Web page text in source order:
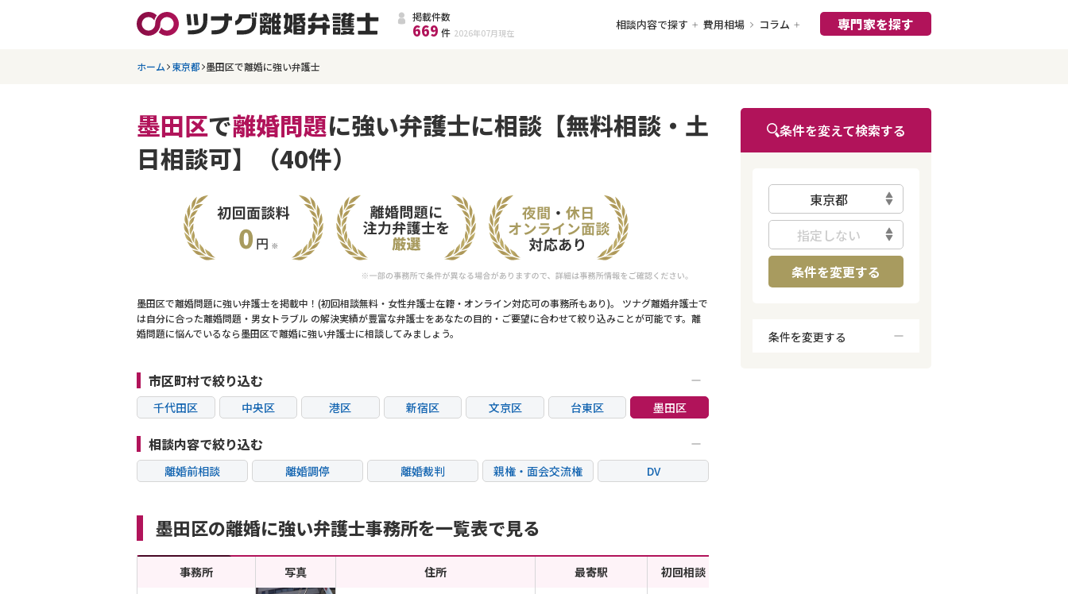
掲載件数
669 件 2026年07月 現在
相談内容で探す 費用相場 コラム 専門家を探す
ホーム 東京都 墨田区で離婚に強い弁護士
墨田区で離婚問題に強い弁護士に相談【無料相談・土
日相談可】（40件）
墨田区で離婚問題に強い弁護士を掲載中！(初回相談無料・女性弁護士在籍・オンライン対応可の事務所もあり)。 ツナグ離婚弁護士で
は自分に合った離婚問題・男女トラブル の解決実績が豊富な弁護士をあなたの目的・ご要望に合わせて絞り込みことが可能です。離
婚問題に悩んでいるなら墨田区で離婚に強い弁護士に相談してみましょう。
市区町村で絞り込む
千代田区 中央区 港区 新宿区 文京区 台東区
墨田区
杉並区
豊島区 北区 荒川区 板橋区 練馬区
足立区
葛飾区
江戸川区 八王子市 立川市 三鷹市 府中市
調布市
清瀬市
稲城市 多摩市
相談内容で絞り込む
離婚前相談 離婚調停 離婚裁判 親権・面会交流権
DV
内縁の夫婦
熟年離婚
墨田区の離婚に強い弁護士事務所を一覧表で見る
事務所 写真 住所 最寄駅 初回相談
条件を変えて検索する
東京都
指定しない
条件を変更する
条件を変更する